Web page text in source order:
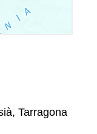
Tarragona